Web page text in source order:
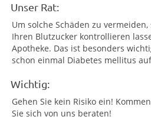
Unser Rat:
Um solche Schäden zu
Ihren Blutzucker kontrollieren
Apotheke. Das ist besonders
schon einmal Diabetes mellitus
Wichtig:
Gehen Sie kein Risiko ein!
Sie sich von uns beraten!